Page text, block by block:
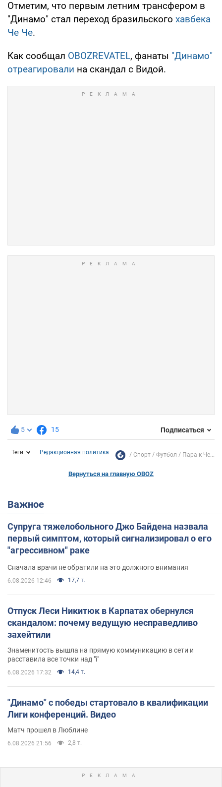
Отметим, что первым летним трансфером в
"Динамо" стал переход бразильского хавбека
Че Че.
Как сообщал OBOZREVATEL, фанаты "Динамо"
отреагировали на скандал с Видой.
5 15 Подписаться
Теги Редакционная политика Спорт Футбол Пара к Че...
Вернуться на главную OBOZ
Важное
Супруга тяжелобольного Джо Байдена назвала
первый симптом, который сигнализировал о его
"агрессивном" раке
Сначала врачи не обратили на это должного внимания
6.08.2026 12:46 17,7 т.
Отпуск Леси Никитюк в Карпатах обернулся
скандалом: почему ведущую несправедливо
захейтили
Знаменитость вышла на прямую коммуникацию в сети и
расставила все точки над "i"
6.08.2026 17:32 14,4 т.
"Динамо" с победы стартовало в квалификации
Лиги конференций. Видео
Матч прошел в Люблине
6.08.2026 21:56 2,8 т.